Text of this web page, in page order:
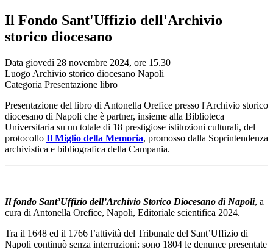
Il Fondo Sant'Uffizio dell'Archivio
storico diocesano
Data giovedì 28 novembre 2024, ore 15.30
Luogo Archivio storico diocesano Napoli
Categoria Presentazione libro
Presentazione del libro di Antonella Orefice presso l'Archivio storico
diocesano di Napoli che è partner, insieme alla Biblioteca
Universitaria su un totale di 18 prestigiose istituzioni culturali, del
protocollo Il Miglio della Memoria, promosso dalla Soprintendenza
archivistica e bibliografica della Campania.
Il fondo Sant’Uffizio dell’Archivio Storico Diocesano di Napoli, a
cura di Antonella Orefice, Napoli, Editoriale scientifica 2024.
Tra il 1648 ed il 1766 l’attività del Tribunale del Sant’Uffizio di
Napoli continuò senza interruzioni: sono 1804 le denunce presentate